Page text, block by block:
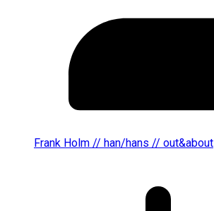
Frank Holm // han/hans // out&about